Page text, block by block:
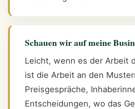
Schauen wir auf meine
Leicht, wenn es der Arbeit
ist die Arbeit an den
Preisgespräche,
Entscheidungen, wo das